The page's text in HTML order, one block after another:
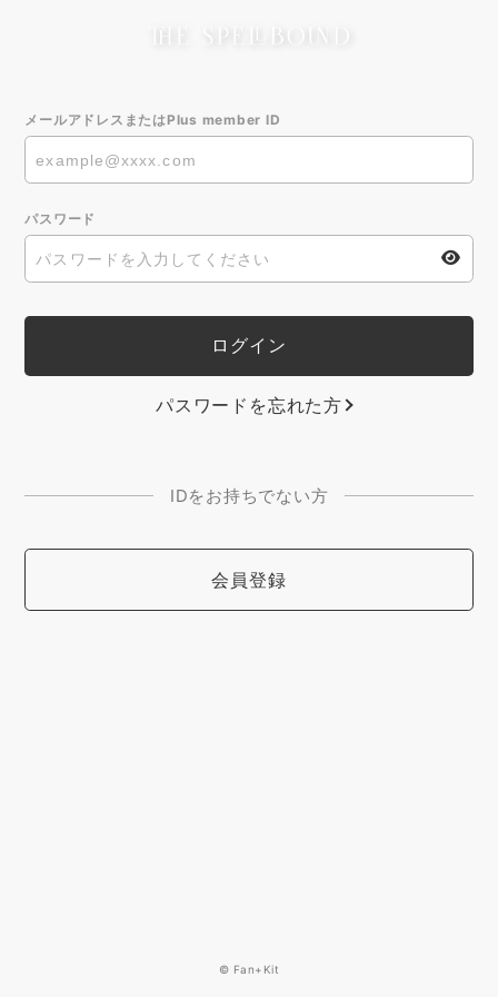
メールアドレスまたはPlus member ID
パスワード
パスワードを忘れた方
IDをお持ちでない方
会員登録
© Fan+Kit